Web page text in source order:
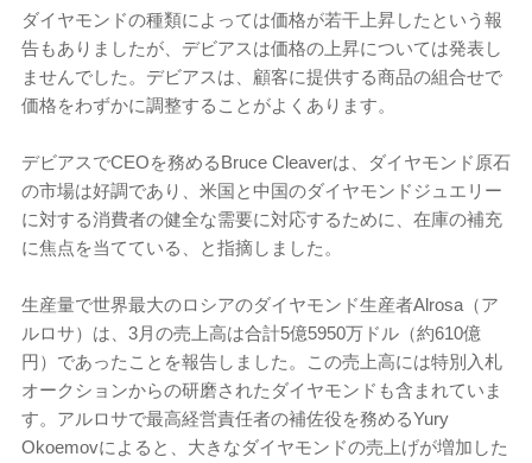
ダイヤモンドの種類によっては価格が若干上昇したという報
告もありましたが、デビアスは価格の上昇については発表し
ませんでした。デビアスは、顧客に提供する商品の組合せで
価格をわずかに調整することがよくあります。
デビアスでCEOを務めるBruce Cleaverは、ダイヤモンド原石
の市場は好調であり、米国と中国のダイヤモンドジュエリー
に対する消費者の健全な需要に対応するために、在庫の補充
に焦点を当てている、と指摘しました。
生産量で世界最大のロシアのダイヤモンド生産者Alrosa（ア
ルロサ）は、3月の売上高は合計5億5950万ドル（約610億
円）であったことを報告しました。この売上高には特別入札
オークションからの研磨されたダイヤモンドも含まれていま
す。アルロサで最高経営責任者の補佐役を務めるYury
Okoemovによると、大きなダイヤモンドの売上げが増加した